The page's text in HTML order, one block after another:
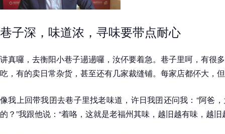
巷子深，味道浓，寻味要带点耐心
讲真囉，去衡阳小巷子逿逿囉，汝伓要着急。巷子里呵，有很
吃，有的卖日常杂货，甚至还有几家裁缝铺。每家店都伓大，
像我上回带我囝去巷子里找老味道，许日我囝还问我：“阿爸
的？”我跟他说：“着咯，这就是老福州其味，越旧越有味，越旧